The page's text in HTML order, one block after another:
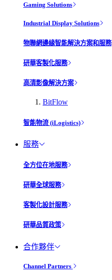
Gaming Solutions
Industrial Display Solutions
物聯網邊緣智能解決方案和服務
研華客製化服務
高清影像解決方案
BitFlow
智能物流 (iLogistics)
服務
全方位在地服務
研華全球服務
客製化設計服務
研華品質政策
合作夥伴
Channel Partners